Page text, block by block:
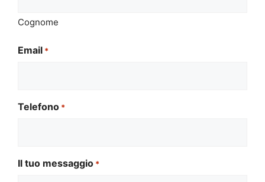
Cognome
Email *
Telefono *
Il tuo messaggio *